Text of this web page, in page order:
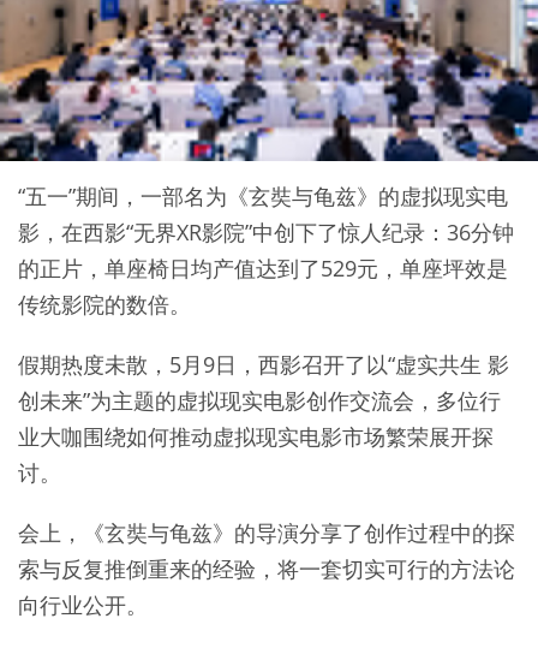
“五一”期间，一部名为《玄奘与龟兹》的虚拟现实电
影，在西影“无界XR影院”中创下了惊人纪录：36分钟
的正片，单座椅日均产值达到了529元，单座坪效是
传统影院的数倍。
假期热度未散，5月9日，西影召开了以“虚实共生 影
创未来”为主题的虚拟现实电影创作交流会，多位行
业大咖围绕如何推动虚拟现实电影市场繁荣展开探
讨。
会上，《玄奘与龟兹》的导演分享了创作过程中的探
索与反复推倒重来的经验，将一套切实可行的方法论
向行业公开。